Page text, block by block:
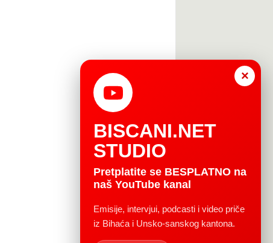
×
BISCANI.NET
STUDIO
Pretplatite se BESPLATNO na
naš YouTube kanal
Emisije, intervjui, podcasti i video priče
iz Bihaća i Unsko-sanskog kantona.